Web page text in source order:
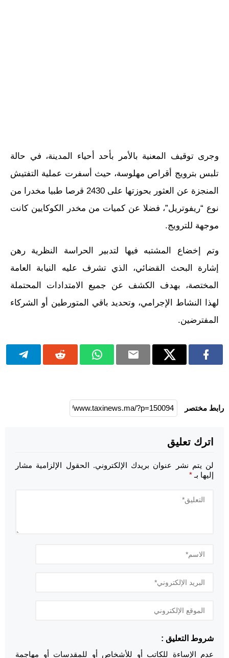
وجرى توقيف المعنية بالأمر بأحد أحياء المدينة، في حالة
تلبس بترويج أقراص مهلوسة، حيث أسفرت عملية التفتيش
المنجزة عن العثور بحوزتها على 2430 قرصا طبيا مخدرا من
نوع “ريفوتريل”، فضلا عن كميات من مخدر الكوكايين كانت
موجهة للترويج.
وتم إخضاع المشتبه فيها لتدبير الحراسة النظرية رهن
إشارة البحث القضائي، الذي تشرف عليه النيابة العامة
المختصة، بهدف الكشف عن جميع الامتدادات المحتملة
لهذا النشاط الإجرامي، وتحديد باقي المتورطين أو الشركاء
المفترضين.
رابط مختصر
اترك تعليق
لن يتم نشر عنوان بريدك الإلكتروني. الحقول الإلزامية مشار
إليها بـ *
شروط التعليق :
عدم الإساءة للكاتب أو للأشخاص أو للمقدسات أو مهاجمة